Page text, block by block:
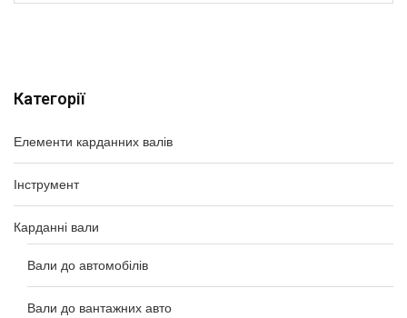
Категорії
Елементи карданних валів
Інструмент
Карданні вали
Вали до автомобілів
Вали до вантажних авто